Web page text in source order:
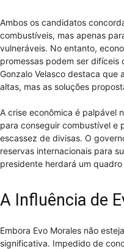
Ambos os candidatos
combustíveis, mas apenas
vulneráveis. No entanto,
promessas podem ser difíceis
Gonzalo Velasco destaca
altas, mas as soluções
A crise econômica é palpável
para conseguir combustível e
escassez de divisas. O
reservas internacionais para
presidente herdará um
A Influência de
Embora Evo Morales não
significativa. Impedido de